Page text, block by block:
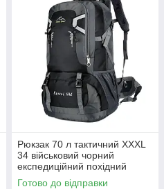
Рюкзак 70 л тактичний XXXL
34 військовий чорний
експедиційний похідний
місткий
Готово до відправки